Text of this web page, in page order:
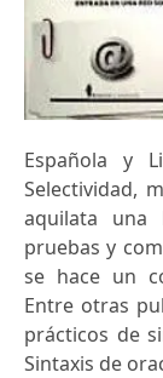
Española y
Selectividad,
aquilata una
pruebas y
se hace un
Entre otras
prácticos de
Sintaxis de